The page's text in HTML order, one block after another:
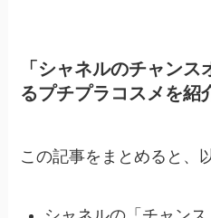
「シャネルのチャン
るプチプラコスメを紹
この記事をまとめると、